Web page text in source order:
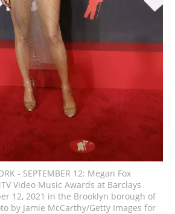
- SEPTEMBER 12: Megan Fox
Video Music Awards at Barclays
12, 2021 in the Brooklyn borough of
by Jamie McCarthy/Getty Images for